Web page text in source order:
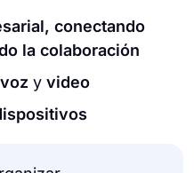
conectando
la colaboración
y video